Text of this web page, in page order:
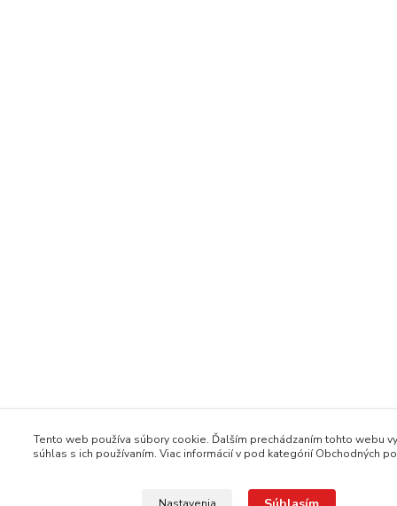
Tento web používa súbory cookie. Ďalším prechádzaním tohto webu
súhlas s ich používaním. Viac informácií v pod kategórií Obchodných